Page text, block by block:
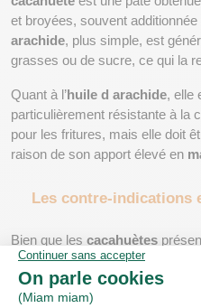
et broyées, souvent
arachide, plus simple, est
grasses ou de sucre, ce qui la
Quant à l’huile d arachide, elle
particulièrement résistante à la
pour les fritures, mais elle doit
raison de son apport élevé en
Les contre-indications
Bien que les cacahuètes
elles ne sont pas adaptées à
souffrant d’allergie aux
contenant ces graines, car